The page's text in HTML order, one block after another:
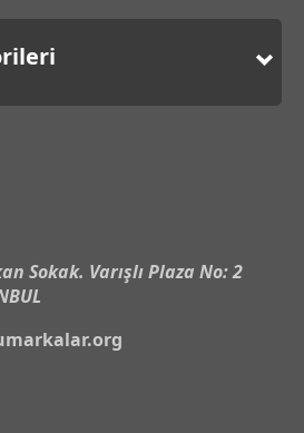
Sokak. Varışlı Plaza No: 2